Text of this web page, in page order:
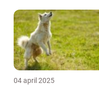
04 april 2025